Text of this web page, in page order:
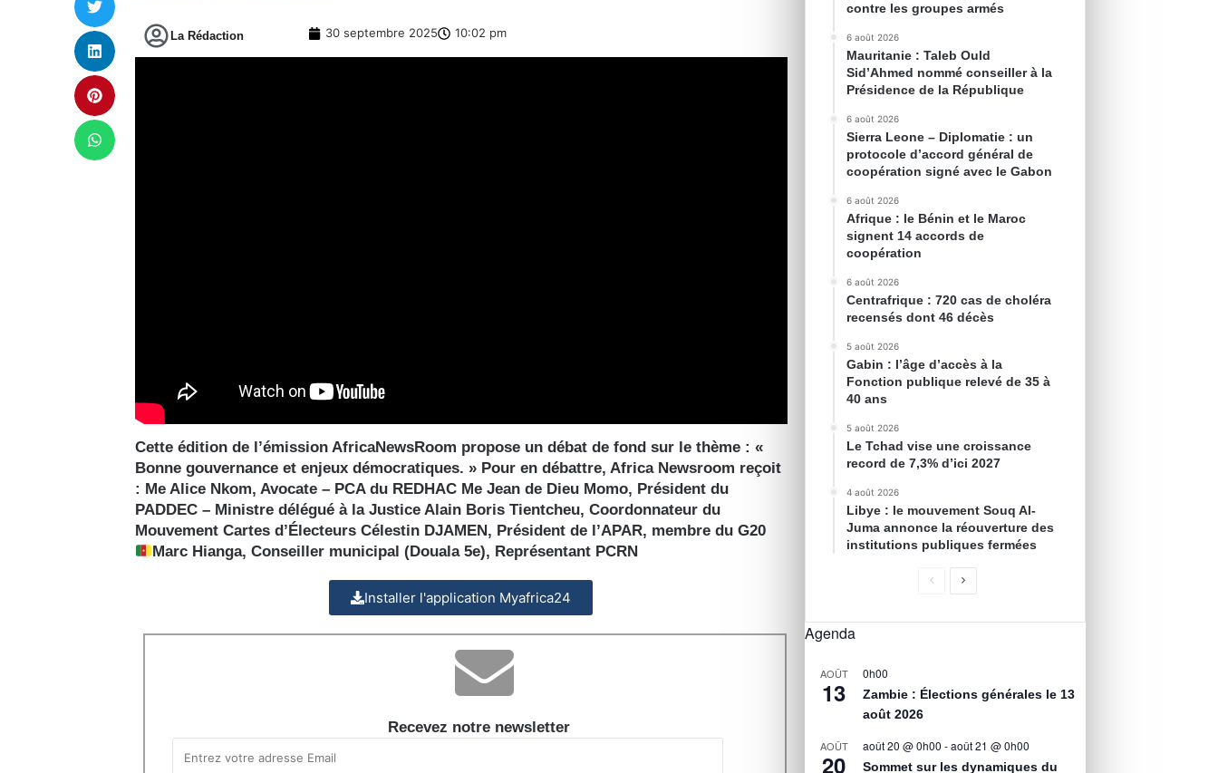
La Rédaction 30 septembre 2025 10:02 pm
Cette édition de l’émission AfricaNewsRoom propose un débat de fond sur le thème : «
Bonne gouvernance et enjeux démocratiques. » Pour en débattre, Africa Newsroom reçoit
: Me Alice Nkom, Avocate – PCA du REDHAC Me Jean de Dieu Momo, Président du
PADDEC – Ministre délégué à la Justice Alain Boris Tientcheu, Coordonnateur du
Mouvement Cartes d’Électeurs Célestin DJAMEN, Président de l’APAR, membre du G20
Marc Hianga, Conseiller municipal (Douala 5e), Représentant PCRN
Installer l'application Myafrica24
Recevez notre newsletter
contre les groupes armés
6 août 2026
Mauritanie : Taleb Ould
Sid’Ahmed nommé conseiller à la
Présidence de la République
6 août 2026
Sierra Leone – Diplomatie : un
protocole d’accord général de
coopération signé avec le Gabon
6 août 2026
Afrique : le Bénin et le Maroc
signent 14 accords de
coopération
6 août 2026
Centrafrique : 720 cas de choléra
recensés dont 46 décès
5 août 2026
Gabin : l’âge d’accès à la
Fonction publique relevé de 35 à
40 ans
5 août 2026
Le Tchad vise une croissance
record de 7,3% d’ici 2027
4 août 2026
Libye : le mouvement Souq Al-
Juma annonce la réouverture des
institutions publiques fermées
Agenda
AOÛT
13
0h00
Zambie : Élections générales le 13
août 2026
AOÛT
20
août 20 @ 0h00 -août 21 @ 0h00
Sommet sur les dynamiques du